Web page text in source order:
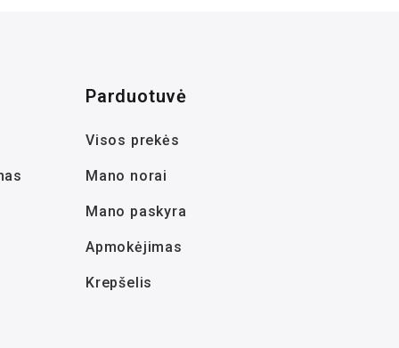
Parduotuvė
Visos prekės
Mano norai
Mano paskyra
Apmokėjimas
Krepšelis